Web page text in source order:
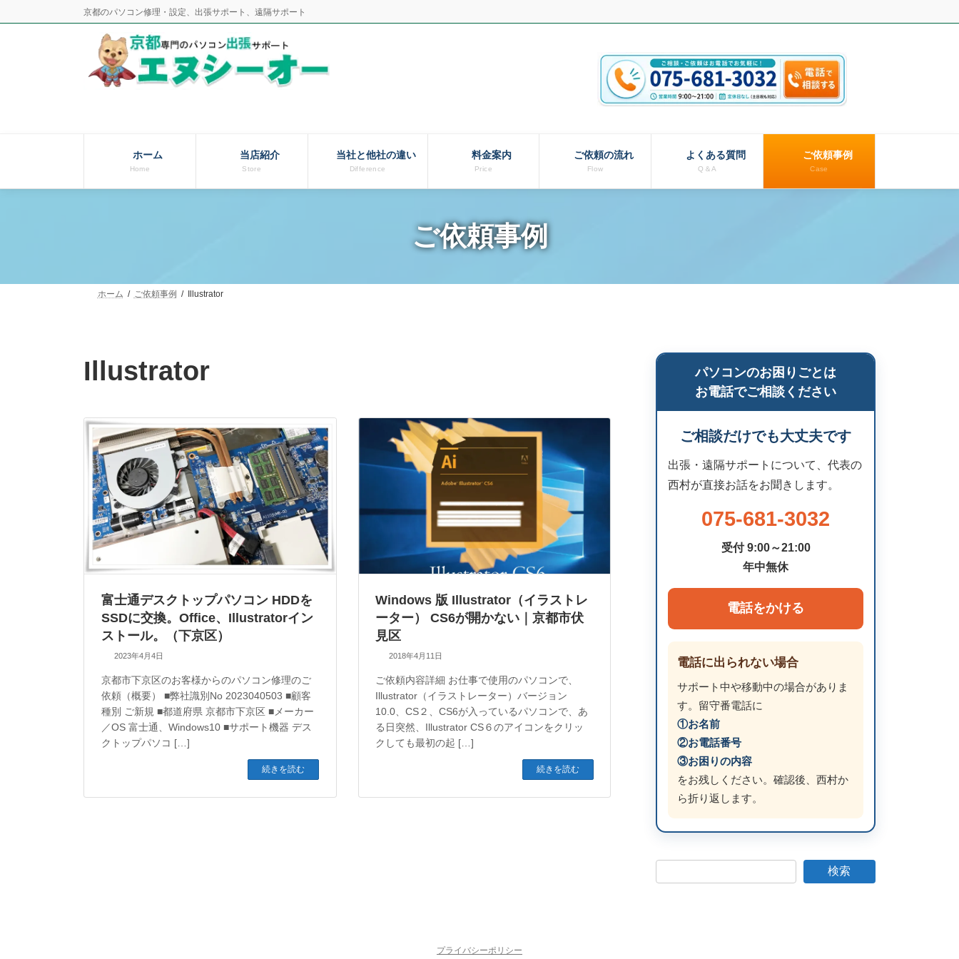
ン
ビ
京都のパソコン修理・設定、出張サポート、遠隔サポート
ホーム
Home
当店紹介
Store
当社と他社の違い
Difference
料金案内
Price
ご依頼の流れ
Flow
よくある質問
Q＆A
ご依頼事例
Case
ご依頼事例
ホーム ご依頼事例 Illustrator
Illustrator
富士通デスクトップパソコン HDDを
SSDに交換。Office、Illustratorイン
ストール。（下京区）
2023年4月4日
京都市下京区のお客様からのパソコン修理のご
依頼（概要） ■弊社識別No 2023040503 ■顧客
種別 ご新規 ■都道府県 京都市下京区 ■メーカー
／OS 富士通、Windows10 ■サポート機器 デス
クトップパソコ […]
続きを読む
Windows 版 Illustrator（イラストレ
ーター） CS6が開かない｜京都市伏
見区
2018年4月11日
ご依頼内容詳細 お仕事で使用のパソコンで、
Illustrator（イラストレーター）バージョン
10.0、CS２、CS6が入っているパソコンで、あ
る日突然、Illustrator CS６のアイコンをクリッ
クしても最初の起 […]
続きを読む
パソコンのお困りごとは
お電話でご相談ください
ご相談だけでも大丈夫です
出張・遠隔サポートについて、代表の
西村が直接お話をお聞きします。
075-681-3032
受付 9:00～21:00
年中無休
電話をかける
電話に出られない場合
サポート中や移動中の場合がありま
す。留守番電話に
①お名前
②お電話番号
③お困りの内容
をお残しください。確認後、西村か
ら折り返します。
検索
プライバシーポリシー